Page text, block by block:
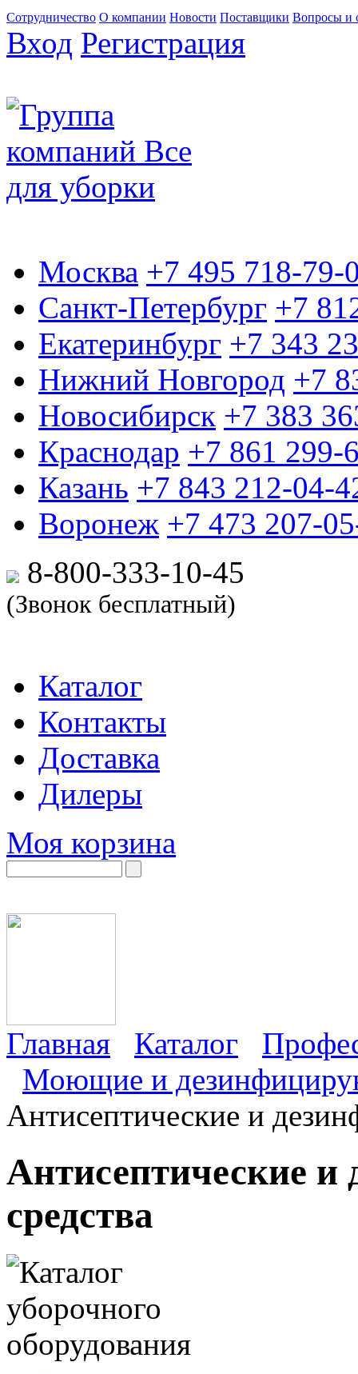
Сотрудничество О компании Новости Поставщики Вопросы и
Вход Регистрация
Москва +7 495 718-79-
Санкт-Петербург +7
Екатеринбург +7 343
Нижний Новгород +7
Новосибирск +7 383
Краснодар +7 861 299-
Казань +7 843 212-04-
Воронеж +7 473 207-
8-800-333-10-45
(Звонок бесплатный)
Каталог
Контакты
Доставка
Дилеры
Моя корзина
Главная Каталог
Моющие и
Антисептические и
Антисептические
средства